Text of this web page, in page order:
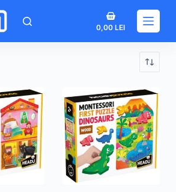
Coș
de
cumpărături
0,00LEI